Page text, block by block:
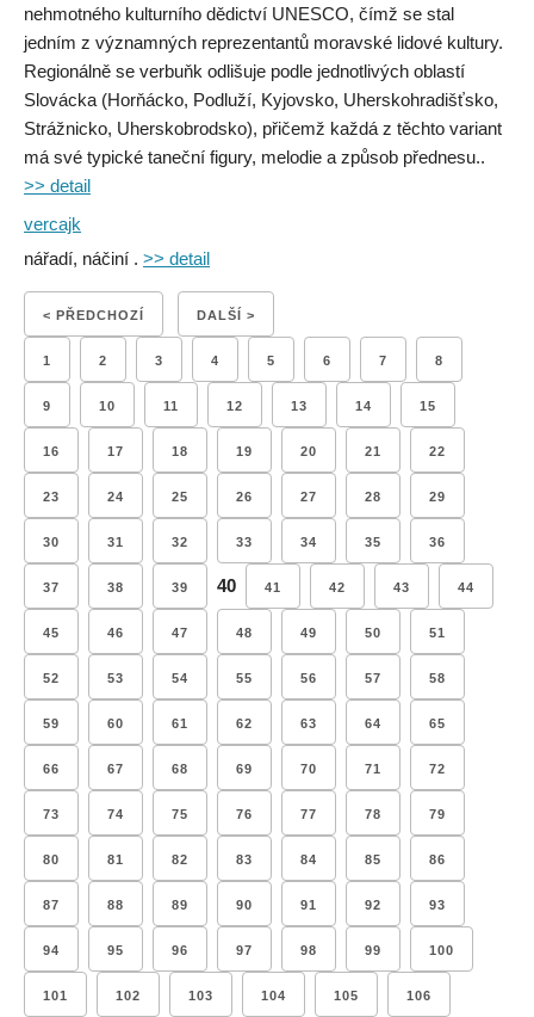
nehmotného kulturního dědictví UNESCO, čímž se stal
jedním z významných reprezentantů moravské lidové kultury.
Regionálně se verbuňk odlišuje podle jednotlivých oblastí
Slovácka (Horňácko, Podluží, Kyjovsko, Uherskohradišťsko,
Strážnicko, Uherskobrodsko), přičemž každá z těchto variant
má své typické taneční figury, melodie a způsob přednesu..
>> detail
vercajk
nářadí, náčiní . >> detail
< PŘEDCHOZÍ DALŠÍ >
1 2 3 4 5 6 7 8
9 10 11 12 13 14 15
16 17 18 19 20 21 22
23 24 25 26 27 28 29
30 31 32 33 34 35 36
37 38 39 40 41 42 43 44
45 46 47 48 49 50 51
52 53 54 55 56 57 58
59 60 61 62 63 64 65
66 67 68 69 70 71 72
73 74 75 76 77 78 79
80 81 82 83 84 85 86
87 88 89 90 91 92 93
94 95 96 97 98 99 100
101 102 103 104 105 106